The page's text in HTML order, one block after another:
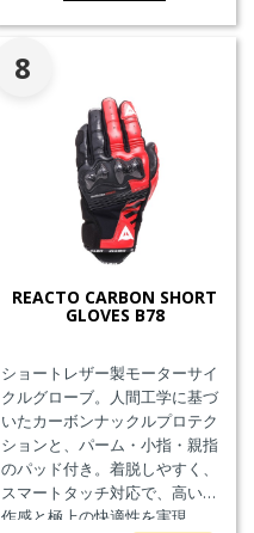
8
REACTO CARBON SHORT
GLOVES B78
ショートレザー製モーターサイ
クルグローブ。人間工学に基づ
いたカーボンナックルプロテク
ションと、パーム・小指・親指
のパッド付き。着脱しやすく、
スマートタッチ対応で、高い操
作感と極上の快適性を実現。